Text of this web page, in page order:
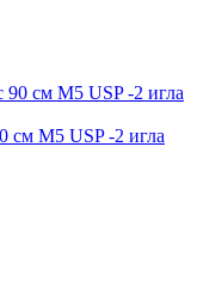
см М5 USP -2 игла